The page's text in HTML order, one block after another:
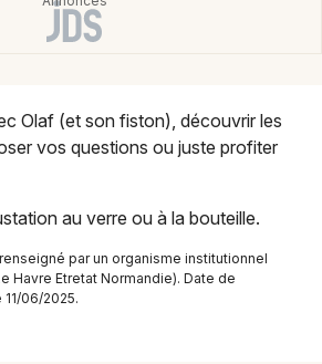
Olaf (et son fiston), découvrir les
vos questions ou juste profiter
au verre ou à la bouteille.
par un organisme institutionnel
Havre Etretat Normandie). Date de
06/2025.